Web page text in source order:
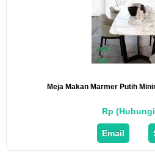
Meja Makan Marmer Putih
Rp
Email